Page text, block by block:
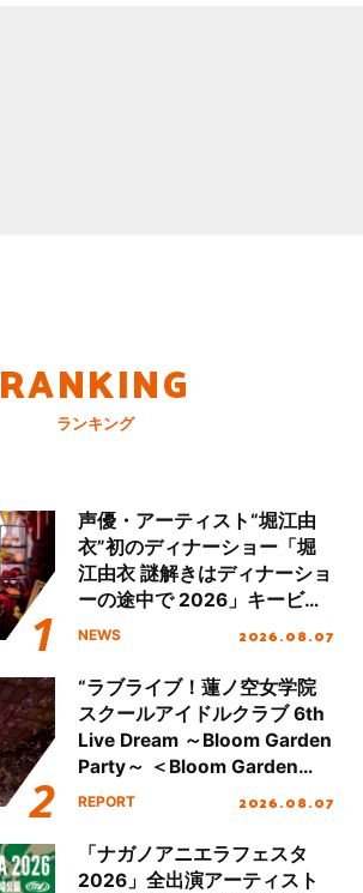
RANKING
ランキング
声優・アーティスト“堀江由
衣”初のディナーショー「堀
江由衣 謎解きはディナーショ
ーの途中で 2026」キービジ
ュアル＆グッズラインナップ
NEWS 2026.08.07
“ラブライブ！蓮ノ空女学院
スクールアイドルクラブ 6th
Live Dream ～Bloom Garden
Party～ ＜Bloom Garden
Party Stage／埼玉公演＞”
REPORT 2026.08.07
「ナガノアニエラフェスタ
2026」全出演アーティスト